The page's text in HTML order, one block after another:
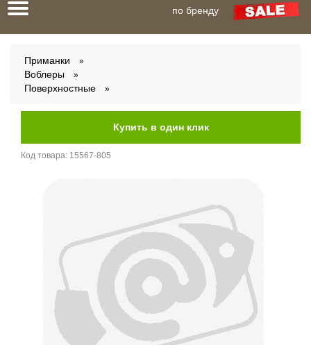
Toggle
navigation
по бренду
Приманки
Воблеры
Поверхностные
Код товара: 15567-805